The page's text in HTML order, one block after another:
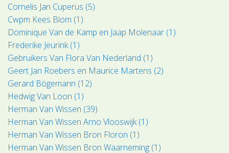
Cornelis Jan Cuperus (5)
Cwpm Kees Blom (1)
Dominique Van de Kamp en Jaap Molenaar (1)
Frederike Jeurink (1)
Gebruikers Van Flora Van Nederland (1)
Geert Jan Roebers en Maurice Martens (2)
Gerard Bögemann (12)
Hedwig Van Loon (1)
Herman Van Wissen (39)
Herman Van Wissen Arno Vlooswijk (1)
Herman Van Wissen Bron Floron (1)
Herman Van Wissen Bron Waarneming (1)